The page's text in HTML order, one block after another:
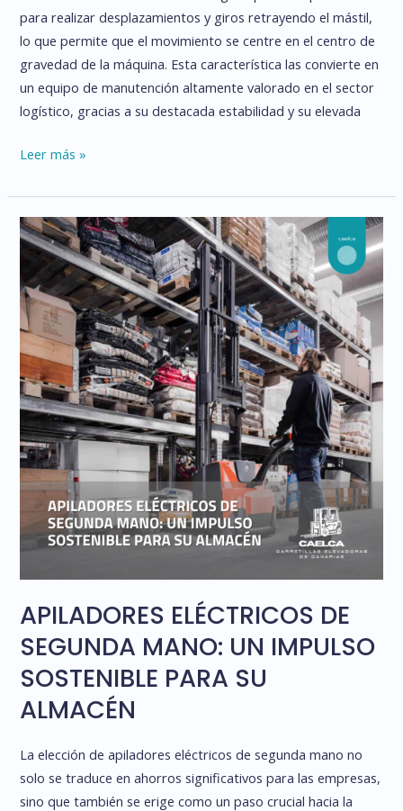
para realizar desplazamientos y giros retrayendo el mástil,
lo que permite que el movimiento se centre en el centro de
gravedad de la máquina. Esta característica las convierte en
un equipo de manutención altamente valorado en el sector
logístico, gracias a su destacada estabilidad y su elevada
TIPOS
BENEFICIOS
DE
LAS
CARRETILLAS
RETRÁCTILES
Leer más »
APILADORES ELÉCTRICOS DE
SEGUNDA MANO: UN IMPULSO
SOSTENIBLE PARA SU
ALMACÉN
La elección de apiladores eléctricos de segunda mano no
solo se traduce en ahorros significativos para las empresas,
sino que también se erige como un paso crucial hacia la